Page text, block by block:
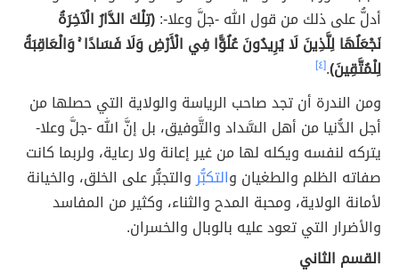
أدلُّ على ذلك من قول الله -جلَّ وعلا-:(تِلْكَ الدَّارُ الْآخِرَةُ
نَجْعَلُهَا لِلَّذِينَ لَا يُرِيدُونَ عُلُوًّا فِي الْأَرْضِ وَلَا فَسَادًا ۚ وَالْعَاقِبَةُ
لِلْمُتَّقِينَ).[٤]
ومن الندرة أن تجد صاحب الرياسة والولاية التي حصلها من
أجل الدُّنيا من أهل السَّداد والتَّوفيق، بل إنَّ الله -جلَّ وعلا-
يتركه لنفسه ويكله لها من غير إعانة ولا رعاية، ولربما كانت
صفاته الظلم والطغيان والتكبُّروالتجبُّر على الخلق، والخيانة
لأمانة الولاية، ومحبة المدح والثناء، وكثير من المفاسد
والأضرار التي تعود عليه بالوبال والخسران.
القسم الثاني